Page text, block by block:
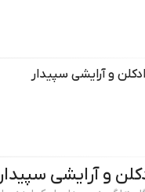
و آرایشی سپیدار
و آرایشی سپیدار